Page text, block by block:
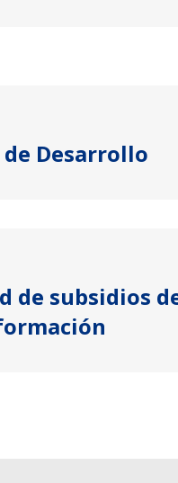
de Desarrollo
de subsidios